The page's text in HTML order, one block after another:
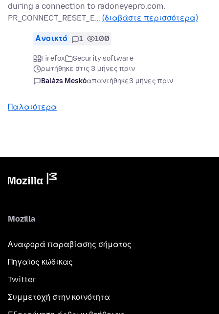
during a connection to radoneyepro.com.
PR_CONNECT_RESET_E… (διαβάστε περισσότερα)
Ανοικτό 1 100
Firefox
Security software
ρωτήθηκε στις 3 μήνες πριν
Balázs Meskóαπαντήθηκε3 μήνες πριν
Παλαιότερα
Mozilla
Αναφορά παραβίασης σήματος
Πηγαίος κώδικας
Twitter
Συμμετοχή στην κοινότητα